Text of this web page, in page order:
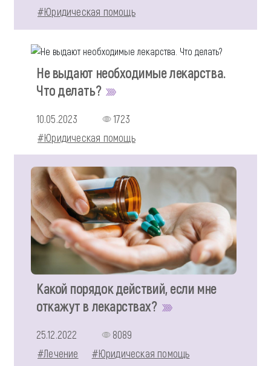
#Юридическая помощь
Не выдают необходимые лекарства.
Что делать?
10.05.2023
1723
#Юридическая помощь
Какой порядок действий, если мне
откажут в лекарствах?
25.12.2022
8089
#Лечение
#Юридическая помощь